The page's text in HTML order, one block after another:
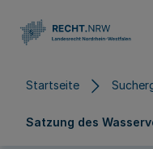
Startseite
Satzung des